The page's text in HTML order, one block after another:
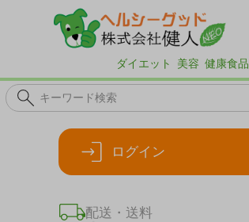
ダイエット 美容 健康食品
ログイン
配送・送料